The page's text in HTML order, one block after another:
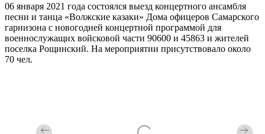
06 января 2021 года состоялся выезд концертного ансамбля
песни и танца «Волжские казаки» Дома офицеров Самарского
гарнизона с новогодней концертной программой для
военнослужащих войсковой части 90600 и 45863 и жителей
поселка Рощинский. На мероприятии присутствовало около
70 чел.